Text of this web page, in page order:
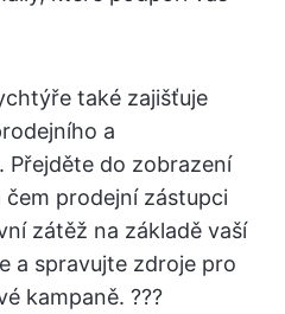
také zajišťuje
a
do zobrazení
prodejní zástupci
zátěž na základě vaší
a spravujte zdroje pro
kampaně. ??‍?